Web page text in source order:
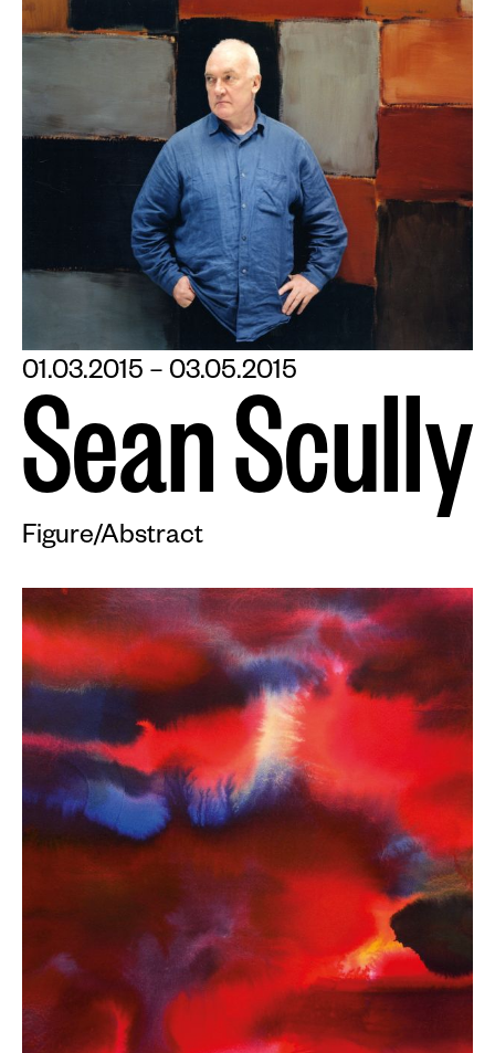
01.03.2015 – 03.05.2015
SeanScully
Figure/Abstract